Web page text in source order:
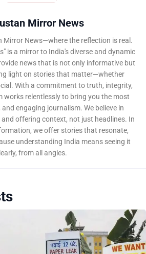
Mirror News
Mirror News—where the reflection is real.
is a mirror to India's diverse and dynamic
news that is not only informative but
light on stories that matter—whether
With a commitment to truth, integrity,
works relentlessly to bring you the most
engaging journalism. We believe in
offering context, not just headlines. In
we offer stories that resonate,
understanding India means seeing it
from all angles.